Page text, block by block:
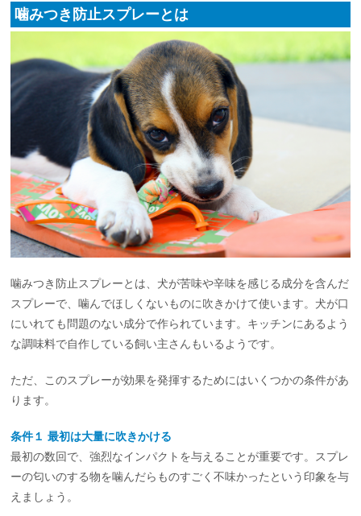
噛みつき防止スプレーとは
噛みつき防止スプレーとは、犬が苦味や辛味を感じる成分を含んだ
スプレーで、噛んでほしくないものに吹きかけて使います。犬が口
にいれても問題のない成分で作られています。キッチンにあるよう
な調味料で自作している飼い主さんもいるようです。
ただ、このスプレーが効果を発揮するためにはいくつかの条件があ
ります。
条件１ 最初は大量に吹きかける
最初の数回で、強烈なインパクトを与えることが重要です。スプレ
ーの匂いのする物を噛んだらものすごく不味かったという印象を与
えましょう。